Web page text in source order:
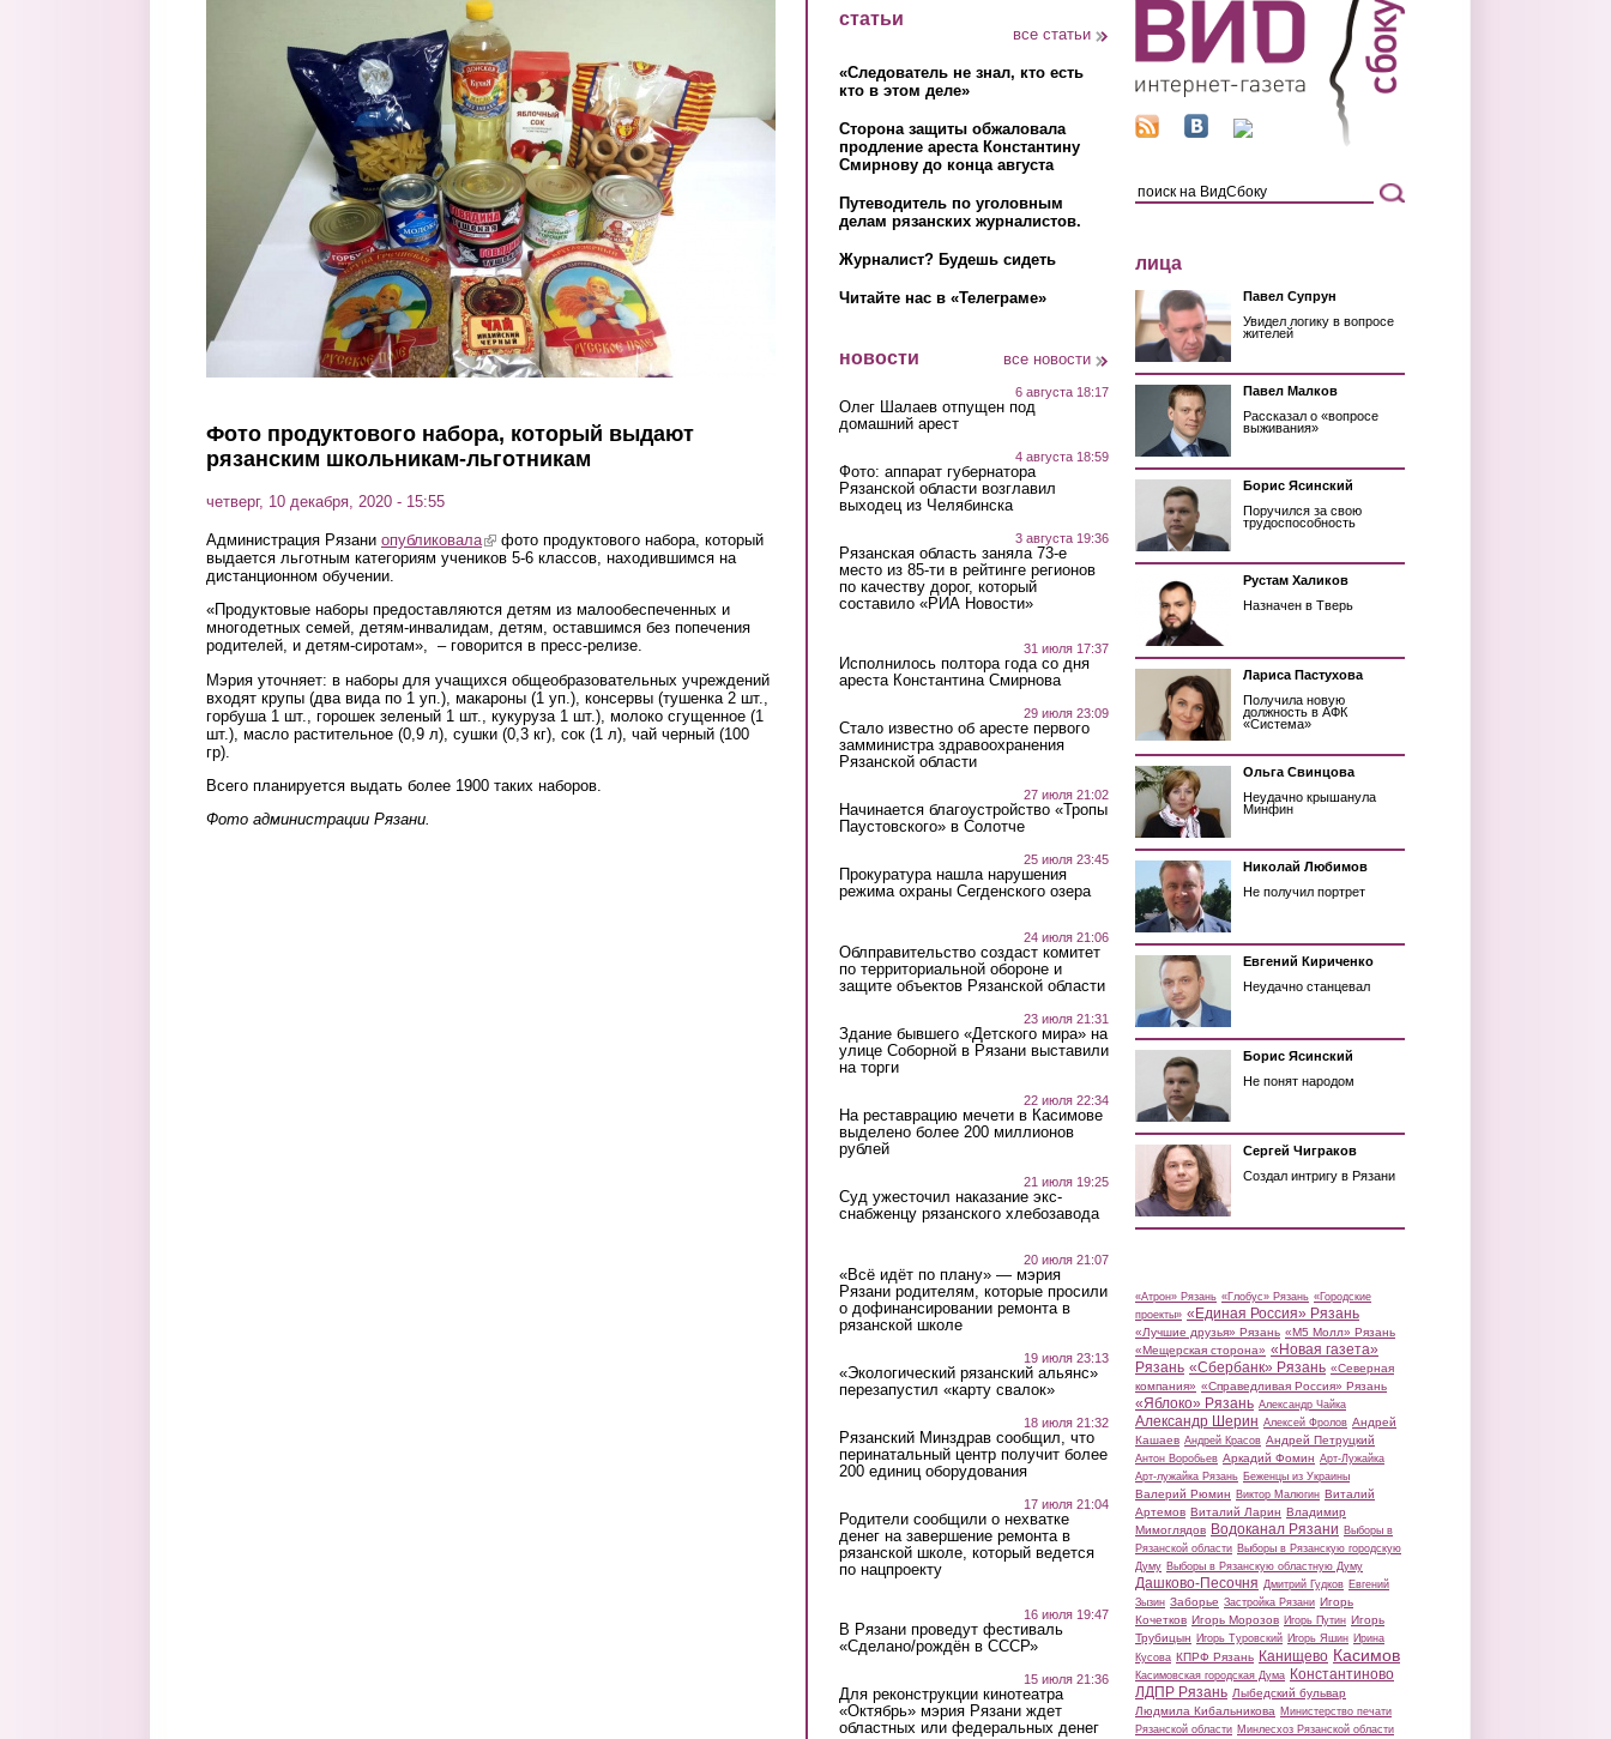
Фото продуктового набора, который выдают
рязанским школьникам-льготникам
четверг, 10 декабря, 2020 - 15:55
Администрация Рязани опубликовала(link is external)
фото продуктового набора, который
выдается льготным категориям учеников 5-6 классов, находившимся на
дистанционном обучении.
«Продуктовые наборы предоставляются детям из малообеспеченных и
многодетных семей, детям-инвалидам, детям, оставшимся без попечения
родителей, и детям-сиротам», – говорится в пресс-релизе.
Мэрия уточняет: в наборы для учащихся общеобразовательных учреждений
входят крупы (два вида по 1 уп.), макароны (1 уп.), консервы (тушенка 2 шт.,
горбуша 1 шт., горошек зеленый 1 шт., кукуруза 1 шт.), молоко сгущенное (1
шт.), масло растительное (0,9 л), сушки (0,3 кг), сок (1 л), чай черный (100
гр).
Всего планируется выдать более 1900 таких наборов.
Фото администрации Рязани.
статьи
все статьи
«Следователь не знал, кто есть
кто в этом деле»
Сторона защиты обжаловала
продление ареста Константину
Смирнову до конца августа
Путеводитель по уголовным
делам рязанских журналистов.
Журналист? Будешь сидеть
Читайте нас в «Телеграме»
новости все новости
6 августа 18:17
Олег Шалаев отпущен под
домашний арест
4 августа 18:59
Фото: аппарат губернатора
Рязанской области возглавил
выходец из Челябинска
3 августа 19:36
Рязанская область заняла 73-е
место из 85-ти в рейтинге регионов
по качеству дорог, который
составило «РИА Новости»
31 июля 17:37
Исполнилось полтора года со дня
ареста Константина Смирнова
29 июля 23:09
Стало известно об аресте первого
замминистра здравоохранения
Рязанской области
27 июля 21:02
Начинается благоустройство «Тропы
Паустовского» в Солотче
25 июля 23:45
Прокуратура нашла нарушения
режима охраны Сегденского озера
24 июля 21:06
Облправительство создаст комитет
по территориальной обороне и
защите объектов Рязанской области
23 июля 21:31
Здание бывшего «Детского мира» на
улице Соборной в Рязани выставили
на торги
22 июля 22:34
На реставрацию мечети в Касимове
выделено более 200 миллионов
рублей
21 июля 19:25
Суд ужесточил наказание экс-
снабженцу рязанского хлебозавода
20 июля 21:07
«Всё идёт по плану» — мэрия
Рязани родителям, которые просили
о дофинансировании ремонта в
рязанской школе
19 июля 23:13
«Экологический рязанский альянс»
перезапустил «карту свалок»
18 июля 21:32
Рязанский Минздрав сообщил, что
перинатальный центр получит более
200 единиц оборудования
17 июля 21:04
Родители сообщили о нехватке
денег на завершение ремонта в
рязанской школе, который ведется
по нацпроекту
16 июля 19:47
В Рязани проведут фестиваль
«Сделано/рождён в СССР»
15 июля 21:36
Для реконструкции кинотеатра
«Октябрь» мэрия Рязани ждет
областных или федеральных денег
лица
Павел Супрун
Увидел логику в вопросе
жителей
Павел Малков
Рассказал о «вопросе
выживания»
Борис Ясинский
Поручился за свою
трудоспособность
Рустам Халиков
Назначен в Тверь
Лариса Пастухова
Получила новую
должность в АФК
«Система»
Ольга Свинцова
Неудачно крышанула
Минфин
Николай Любимов
Не получил портрет
Евгений Кириченко
Неудачно станцевал
Борис Ясинский
Не понят народом
Сергей Чиграков
Создал интригу в Рязани
«Атрон» Рязань «Глобус» Рязань «Городские
проекты» «Единая Россия» Рязань
«Лучшие друзья» Рязань «М5 Молл» Рязань
«Мещерская сторона» «Новая газета»
Рязань «Сбербанк» Рязань «Северная
компания» «Справедливая Россия» Рязань
«Яблоко» Рязань Александр Чайка
Александр Шерин Алексей Фролов Андрей
Кашаев Андрей Красов Андрей Петруцкий
Антон Воробьев Аркадий Фомин Арт-Лужайка
Арт-лужайка Рязань Беженцы из Украины
Валерий Рюмин Виктор Малюгин Виталий
Артемов Виталий Ларин Владимир
Мимоглядов Водоканал Рязани Выборы в
Рязанской области Выборы в Рязанскую городскую
Думу Выборы в Рязанскую областную Думу
Дашково-Песочня Дмитрий Гудков Евгений
Зызин Заборье Застройка Рязани Игорь
Кочетков Игорь Морозов Игорь Путин Игорь
Трубицын Игорь Туровский Игорь Яшин Ирина
Кусова КПРФ Рязань Канищево Касимов
Касимовская городская Дума Константиново
ЛДПР Рязань Лыбедский бульвар
Людмила Кибальникова Министерство печати
Рязанской области Минлесхоз Рязанской области